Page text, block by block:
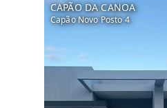
CAPÃO DA CANOA
Capão Novo Posto 4